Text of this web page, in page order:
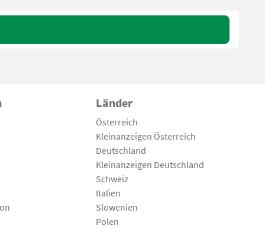
Länder
Österreich
Kleinanzeigen Österreich
Deutschland
Kleinanzeigen Deutschland
Schweiz
Italien
Slowenien
Polen